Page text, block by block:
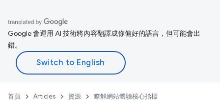
Google 會運用 AI 技術將內容翻譯成你偏好的語言，但可能會出
錯。
首頁 Articles 資源 瞭解網站體驗核心指標